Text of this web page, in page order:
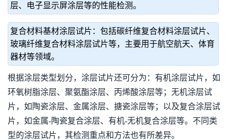
层、电子显示屏涂层等的性能检测。
复合材料基材涂层试片：包括碳纤维复合材料涂层试片、
玻璃纤维复合材料涂层试片等，主要用于航空航天、体育
器材等领域。
根据涂层类型划分，涂层试片还可分为：有机涂层试片，如
环氧树脂涂层、聚氨酯涂层、丙烯酸涂层等；无机涂层试
片，如陶瓷涂层、金属涂层、搪瓷涂层等；以及复合涂层试
片，如金属-陶瓷复合涂层、有机-无机复合涂层等。不同类
型的涂层试片，其检测重点和方法也有所差异。